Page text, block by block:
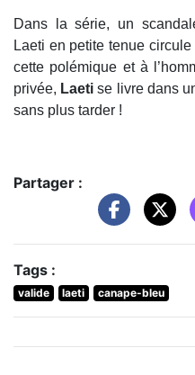
Dans la série, un
Laeti en petite tenue
cette polémique et à
privée, Laetise livre dans
sans plus tarder !
Partager :
Tags :
valide laeti canape-bleu